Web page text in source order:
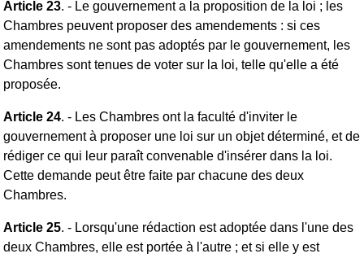
Article 23. - Le gouvernement a la proposition de la loi ; les
Chambres peuvent proposer des amendements : si ces
amendements ne sont pas adoptés par le gouvernement, les
Chambres sont tenues de voter sur la loi, telle qu'elle a été
proposée.
Article 24. - Les Chambres ont la faculté d'inviter le
gouvernement à proposer une loi sur un objet déterminé, et de
rédiger ce qui leur paraît convenable d'insérer dans la loi.
Cette demande peut être faite par chacune des deux
Chambres.
Article 25. - Lorsqu'une rédaction est adoptée dans l'une des
deux Chambres, elle est portée à l'autre ; et si elle y est